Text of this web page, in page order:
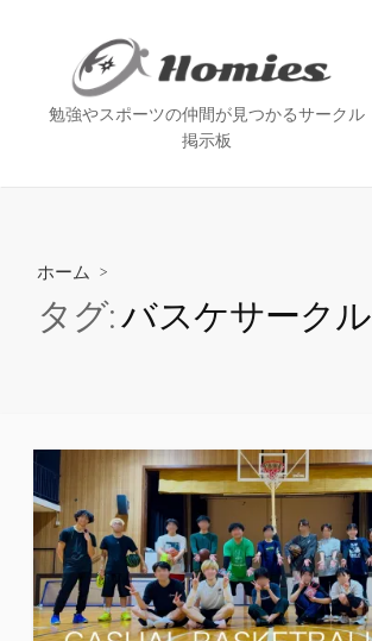
ス
勉強やスポーツの仲間が見つかるサークル
掲示板
ホーム >
タグ:バスケサークル